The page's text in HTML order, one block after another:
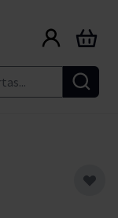
Carrito